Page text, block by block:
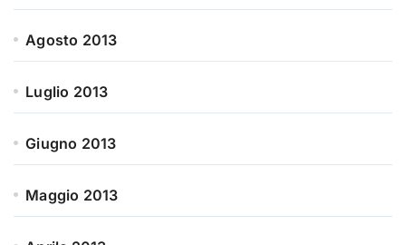
Agosto 2013
Luglio 2013
Giugno 2013
Maggio 2013